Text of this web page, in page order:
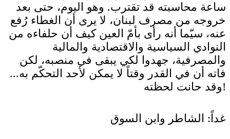
ساعة محاسبته قد تقترب. وهو اليوم، حتى بعد
خروجه من مصرف لبنان، لا يرى أن الغطاء رُفع
عنه، سيّما أنه رأى بأمّ العين كيف أن حلفاءه من
النوادي السياسية والاقتصادية والمالية
والمصرفية، جهدوا لكي يبقى في منصبه، لكن
فاته أن في القدر وقتاً لا يمكن لأحد التحكّم به...
وقد حانت لحظته!
غداً: الشاطر وابن السوق